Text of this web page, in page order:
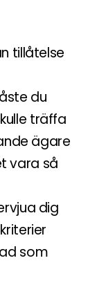
tillåtelse
du
träffa
ägare
vara så
dig
som